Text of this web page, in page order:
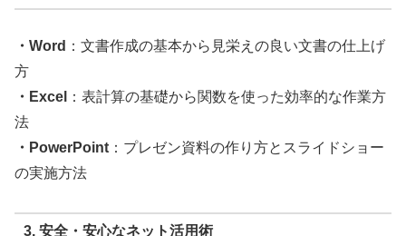
・Word ：文書作成の基本から見栄えの良い文書の仕上げ
方
・Excel
：表計算の基礎から関数を使った効率的な作業方
法
・PowerPoint ：プレゼン資料の作り方とスライドショー
の実施方法
3. 安全・安心なネット活用術